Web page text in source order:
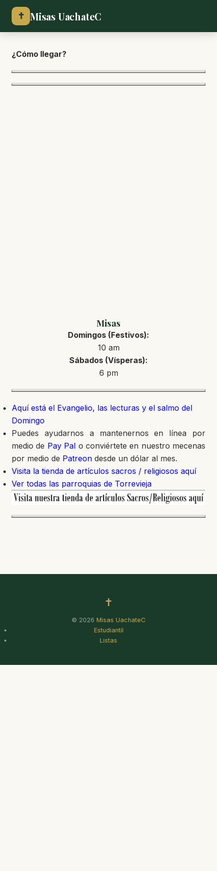
✝ Misas UachateC
¿Cómo llegar?
Misas
Domingos (Festivos):
10 am
Sábados (Vísperas):
6 pm
Aquí está el Evangelio, las lecturas y el salmo del
Domingo
Puedes ayudarnos a mantenernos en línea por
medio de Pay Pal o conviértete en nuestro mecenas
por medio de Patreon desde un dólar al mes.
Visita la tienda de artículos sacros / religiosos aquí
Ver todas las parroquias de Torrevieja
✝
© 2026 Misas UachateC
Estudiantil
Listas